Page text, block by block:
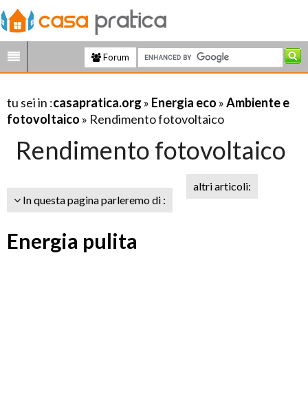
Forum
tu sei in :casapratica.org » Energia eco »Ambiente e
fotovoltaico » Rendimento fotovoltaico
Rendimento fotovoltaico
In questa pagina parleremo di :
altri articoli:
Energia pulita